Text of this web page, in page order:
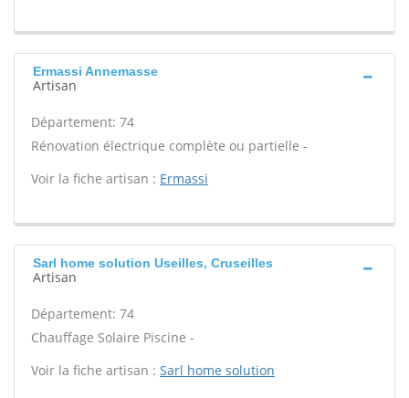
Ermassi Annemasse
Artisan
Département: 74
Rénovation électrique complète ou partielle -
Voir la fiche artisan : Ermassi
Sarl home solution Useilles, Cruseilles
Artisan
Département: 74
Chauffage Solaire Piscine -
Voir la fiche artisan : Sarl home solution